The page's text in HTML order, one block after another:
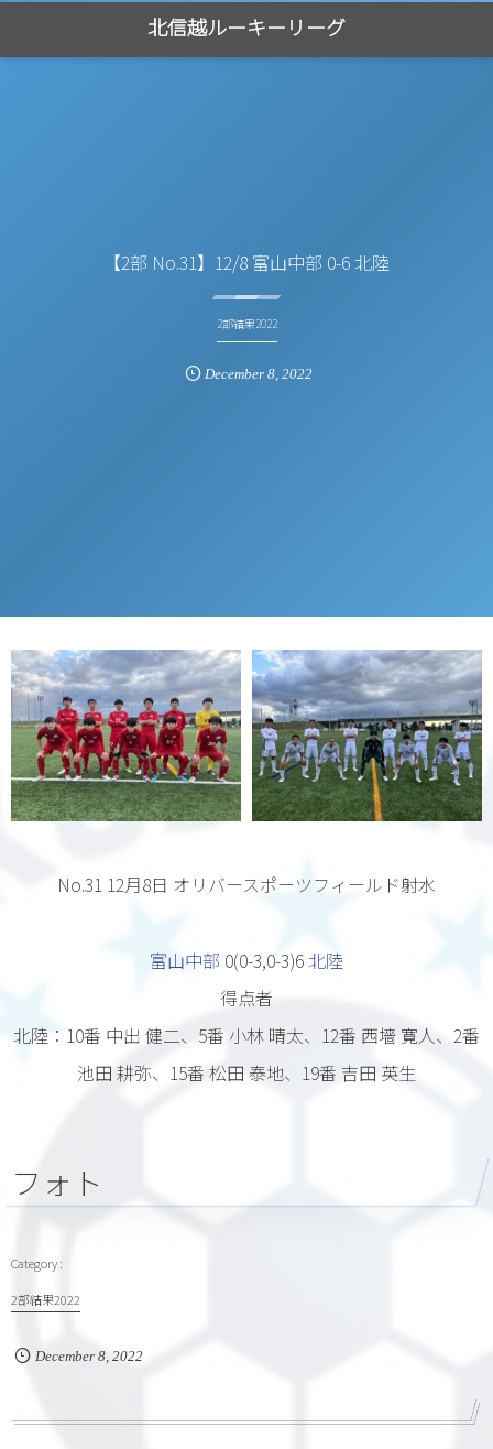
北信越ルーキーリーグ
【2部 No.31】12/8 富山中部 0-6 北陸
2部結果2022
December 8, 2022
No.31 12月8日 オリバースポーツフィールド射水
富山中部 0(0-3,0-3)6北陸
得点者
北陸：10番 中出 健二、5番 小林 晴太、12番 西墻 寛人、2番
池田 耕弥、15番 松田 泰地、19番 吉田 英生
フォト
2部結果2022
December 8, 2022